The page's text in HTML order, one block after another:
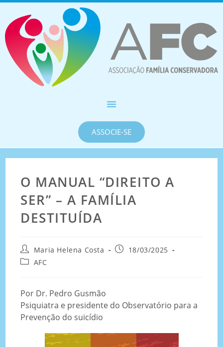
ASSOCIE-SE
O MANUAL “DIREITO A
SER” – A FAMÍLIA
DESTITUÍDA
Maria Helena Costa
18/03/2025
AFC
Por Dr. Pedro Gusmão
Psiquiatra e presidente do Observatório para a
Prevenção do suicídio